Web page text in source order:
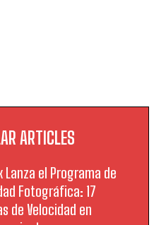
ARTICLES
Lanza el Programa de
Fotográfica: 17
de Velocidad en